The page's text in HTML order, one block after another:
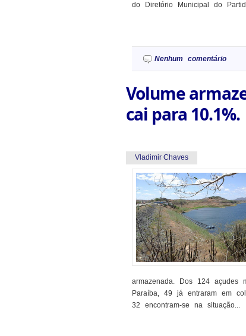
do Diretório Municipal do
Nenhum comentário
Volume
cai para 10.1%.
Vladimir Chaves
armazenada. Dos 124 açudes
Paraíba, 49 já entraram em
32 encontram-se na situação...